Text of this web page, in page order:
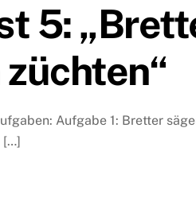
5:
Aufgabe 1: Bretter
[…]